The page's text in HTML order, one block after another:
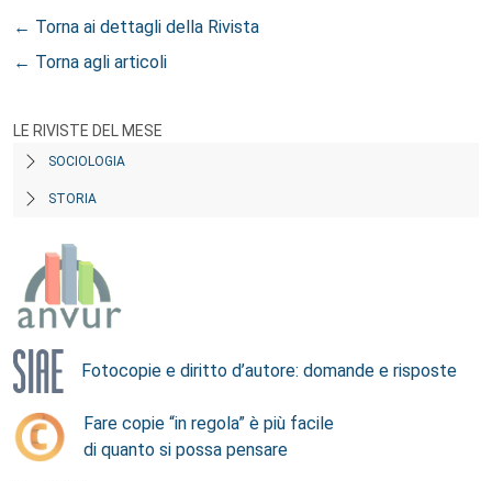
← Torna ai dettagli della Rivista
← Torna agli articoli
LE RIVISTE DEL MESE
SOCIOLOGIA
STORIA
Fotocopie e diritto d’autore: domande e risposte
Fare copie “in regola” è più facile
di quanto si possa pensare